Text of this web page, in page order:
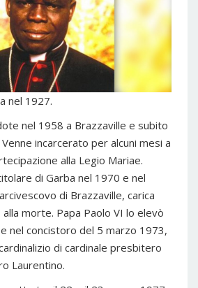
nel 1927.
nel 1958 a Brazzaville e subito
incarcerato per alcuni mesi a
alla Legio Mariae.
di Garba nel 1970 e nel
di Brazzaville, carica
morte. Papa Paolo VI lo elevò
nel concistoro del 5 marzo 1973,
di cardinale presbitero
Laurentino.